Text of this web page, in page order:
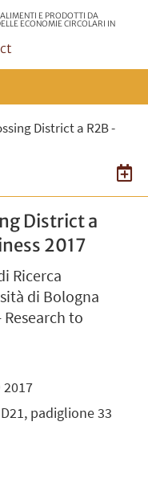
E PRODOTTI DA
ECONOMIE CIRCOLARI IN
District a R2B -
District a
2017
Ricerca
di Bologna
to
2017
padiglione 33